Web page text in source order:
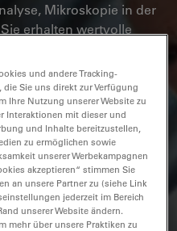
Mikroskopie in der
erhalten wertvolle
Effizienz von
präzisen
Forschung.
und andere Tracking-
Sie uns direkt zur Verfügung
Ihre Nutzung unserer Website zu
Interaktionen mit dieser und
und Inhalte bereitzustellen,
zu ermöglichen sowie
unserer Werbekampagnen
akzeptieren“ stimmen Sie
an unsere Partner zu (siehe Link
jederzeit im Bereich
unserer Website ändern.
mehr über unsere Praktiken zu